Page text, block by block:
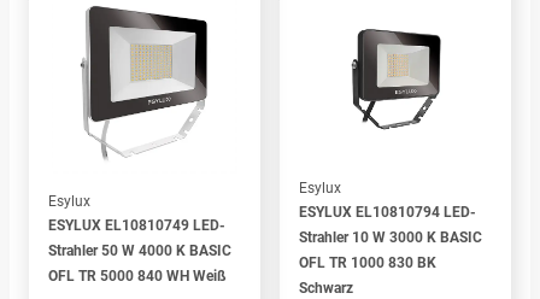
Esylux
ESYLUX EL10810749 LED-
Strahler 50 W 4000 K BASIC
OFL TR 5000 840 WH Weiß
Esylux
ESYLUX EL10810794 LED-
Strahler 10 W 3000 K BASIC
OFL TR 1000 830 BK
Schwarz